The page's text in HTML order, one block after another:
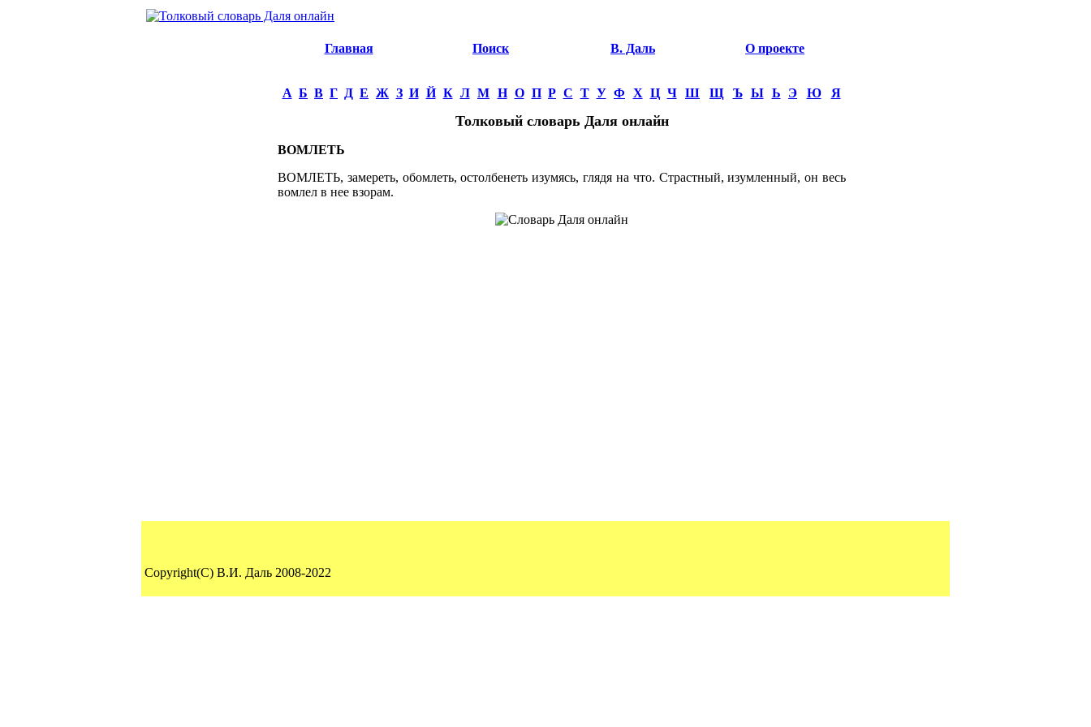
Главная Поиск В. Даль О проекте
А Б В Г Д Е Ж З И Й К Л М Н О П Р С Т У Ф Х Ц Ч Ш Щ Ъ Ы Ь Э Ю Я
Толковый словарь Даля онлайн
ВОМЛЕТЬ
ВОМЛЕТЬ, замереть, обомлеть, остолбенеть изумясь, глядя на что. Страстный, изумленный, он весь
вомлел в нее взорам.
Copyright(C) В.И. Даль 2008-2022